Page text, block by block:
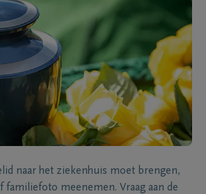
naar het ziekenhuis moet brengen,
familiefoto meenemen. Vraag aan de